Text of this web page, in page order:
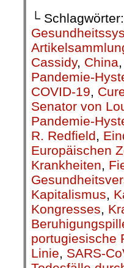
Cassidy
China
Pandemie-
COVID-19,
Senator von
Pandemie-
R. Redfield,
Europäischen
Krankheiten,
Kapitalismus,
Kongresses,
portugiesische
Linie,SARS-
Todesfälle
Auswirkungen,
als ihre Profite! ,